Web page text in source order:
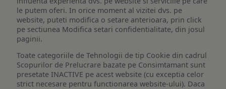
le putem oferi. In orice moment al vizitei dvs. pe
website, puteti modifica o setare anterioara, prin click
pe sectiunea Modifica setari confidentialitate, din josul
paginii.
Toate categoriile de Tehnologii de tip Cookie din cadrul
Scopurilor de Prelucrare bazate pe Consimtamant sunt
presetate INACTIVE pe acest website (cu exceptia celor
strict necesare pentru functionarea website-ului). Daca